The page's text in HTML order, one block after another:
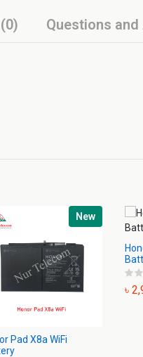
Questions
New
Pad X8a WiFi
৳